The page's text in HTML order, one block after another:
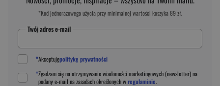
*Kod jednorazowego użycia przy minimalnej wartości koszyka 89 zł.
Twój adres e-mail
*Akceptujępolitykę prywatności
*Zgadzam się na otrzymywanie wiadomości marketingowych (newsletter) na
podanye-mail na zasadach określonych wregulaminie.